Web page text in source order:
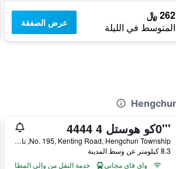
262 ﷼
المتوسط في الليلة عرض الصفقة
'''0كو هوستل 4 4444
No. 195, Kenting Road, Hengchun Township, تايوان
8.3 كيلومتر عن وسط المدينة
واي فاي مجاني
خدمة النقل من وإلى المطار